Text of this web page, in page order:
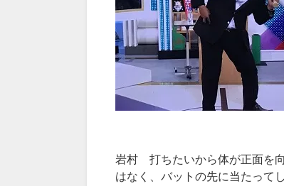
岩村 打ちたいから体が正面を
はなく、バットの先に当たってし